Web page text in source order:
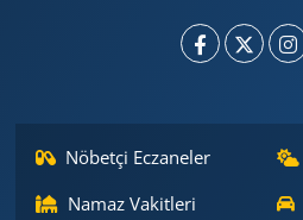
Nöbetçi Eczaneler
Namaz Vakitleri